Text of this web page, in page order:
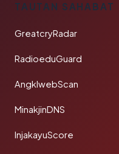
TAUTAN SAHABAT
GreatcryRadar
RadioeduGuard
AngklwebScan
MinakjinDNS
InjakayuScore